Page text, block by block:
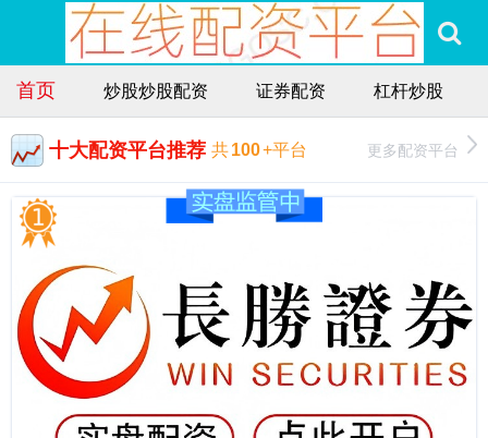
首页 炒股炒股配资 证券配资 杠杆炒股
十大配资平台推荐 共100+平台 更多配资平台